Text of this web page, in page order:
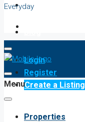
Start Earning
Login
Register
Create a Listing
Everyday
Menu
Properties